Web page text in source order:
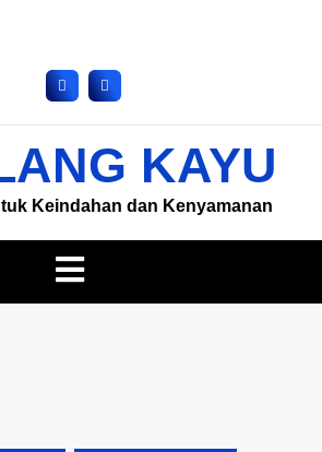
KAYU
Keindahan dan Kenyamanan